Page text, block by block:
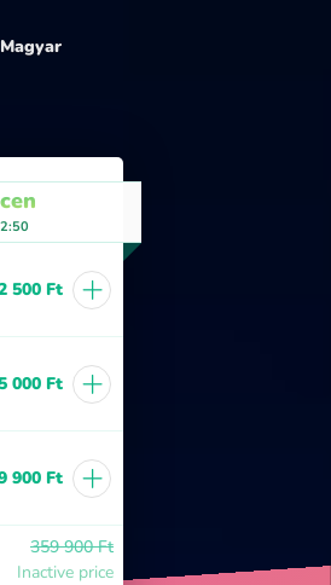
Magyar
500 Ft +
000 Ft +
900 Ft +
359 900 Ft
Inactive price